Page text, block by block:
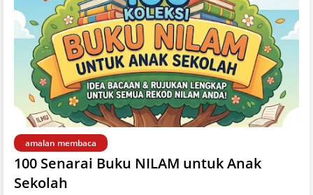
amalan membaca
100 Senarai Buku NILAM untuk Anak
Sekolah